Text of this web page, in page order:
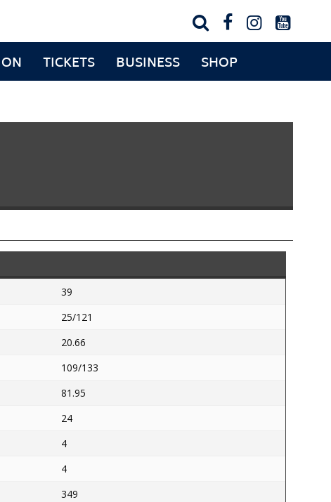
   
TICKETS BUSINESS SHOP
39
25/121
20.66
109/133
81.95
24
4
4
349